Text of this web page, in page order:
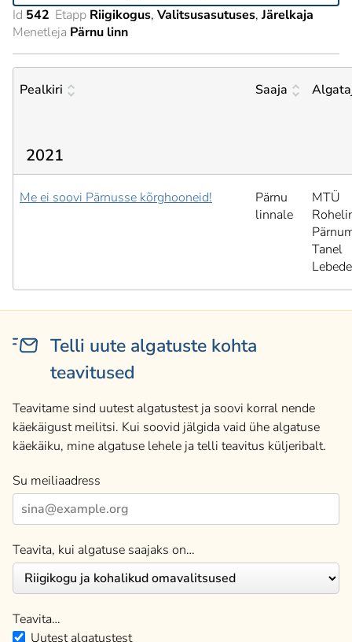
Id 542 Etapp Riigikogus Valitsusasutuses Järelkaja
Menetleja Pärnu linn
Pealkiri Saaja
2021
Me ei soovi Pärnusse kõrghooneid!
Pärnu
linnale
MTÜ
Tanel
Telli uute algatuste kohta
teavitused
Teavitame sind uutest algatustest ja soovi korral nende
käekäigust meilitsi. Kui soovid jälgida vaid ühe algatuse
käekäiku, mine algatuse lehele ja telli teavitus küljeribalt.
Su meiliaadress
Teavita, kui algatuse saajaks on…
Teavita…
Uutest algatustest